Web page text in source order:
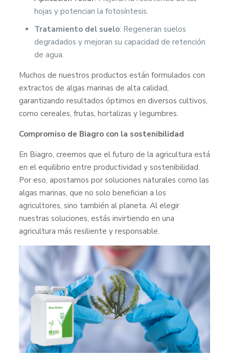
hojas y potencian la fotosíntesis.
Tratamiento del suelo: Regeneran suelos
degradados y mejoran su capacidad de retención
de agua.
Muchos de nuestros productos están formulados con
extractos de algas marinas de alta calidad,
garantizando resultados óptimos en diversos cultivos,
como cereales, frutas, hortalizas y legumbres.
Compromiso de Biagro con la sostenibilidad
En Biagro, creemos que el futuro de la agricultura está
en el equilibrio entre productividad y sostenibilidad.
Por eso, apostamos por soluciones naturales como las
algas marinas, que no solo benefician a los
agricultores, sino también al planeta. Al elegir
nuestras soluciones, estás invirtiendo en una
agricultura más resiliente y responsable.